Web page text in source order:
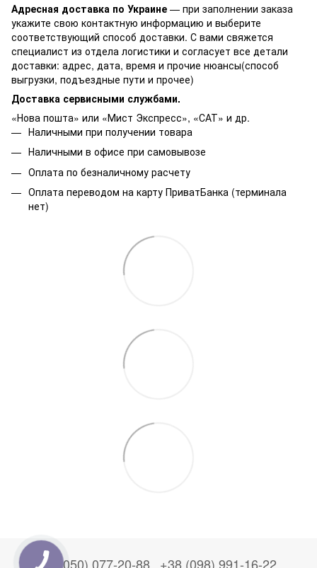
Адресная доставка по Украине — при заполнении заказа
укажите свою контактную информацию и выберите
соответствующий способ доставки. С вами свяжется
специалист из отдела логистики и согласует все детали
доставки: адрес, дата, время и прочие нюансы(способ
выгрузки, подъездные пути и прочее)
Доставка сервисными службами.
«Нова пошта» или «Мист Экспресс», «САТ» и др.
Наличными при получении товара
Наличными в офисе при самовывозе
Оплата по безналичному расчету
Оплата переводом на карту ПриватБанка (терминала
нет)
+38 (050) 077-20-88 +38 (098) 991-16-22